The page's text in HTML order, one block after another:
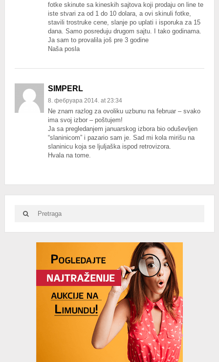
fotke skinute sa kineskih sajtova koji prodaju on line te
iste stvari za od 1 do 10 dolara, a ovi skinuli fotke,
stavili trostruke cene, slanje po uplati i isporuka za 15
dana. Samo posreduju drugom sajtu. I tako godinama.
Ja sam to provalila još pre 3 godine
Naša posla
SIMPERL
8. фебруара 2014. at 23:34
Ne znam razlog za ovoliku uzbunu na februar – svako
ima svoj izbor – poštujem!
Ja sa pregledanjem januarskog izbora bio oduševljen
“slaninicom” i pazario sam je. Sad mi kola mirišu na
slaninicu koja se ljuljaška ispod retrovizora.
Hvala na tome.
for:
Search